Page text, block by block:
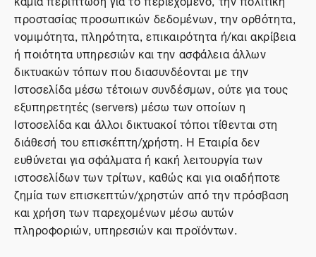
προστασίας προσωπικών δεδομένων, την ορθότητα,
νομιμότητα, πληρότητα, επικαιρότητα ή/και ακρίβεια
ή ποιότητα υπηρεσιών και την ασφάλεια άλλων
δικτυακών τόπων που διασυνδέονται με την
Ιστοσελίδα μέσω τέτοιων συνδέσμων, ούτε για τους
εξυπηρετητές (servers) μέσω των οποίων η
Ιστοσελίδα και άλλοι δικτυακοί τόποι τίθενται στη
διάθεσή του επισκέπτη/χρήστη. Η Εταιρία δεν
ευθύνεται για σφάλματα ή κακή λειτουργία των
ιστοσελίδων των τρίτων, καθώς και για οιαδήποτε
ζημία των επισκεπτών/χρηστών από την πρόσβαση
και χρήση των παρεχομένων μέσω αυτών
πληροφοριών, υπηρεσιών και προϊόντων.